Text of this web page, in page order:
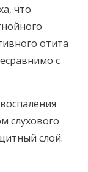
что
отита
с
слухового
слой.